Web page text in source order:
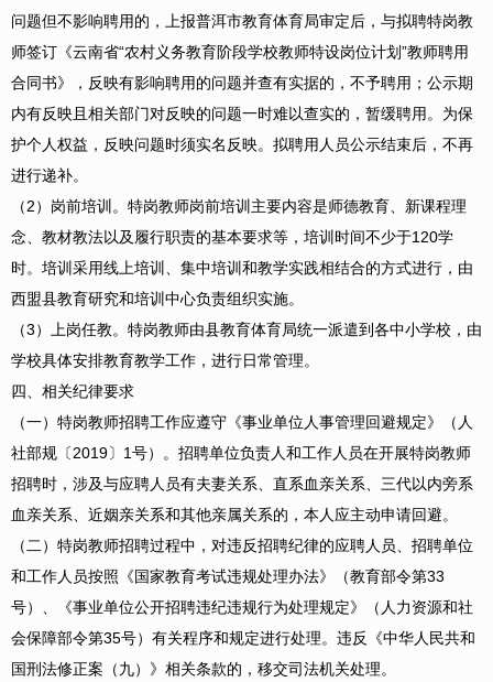
问题但不影响聘用的，上报普洱市教育体育局审定后，与拟聘特岗教
师签订《云南省“农村义务教育阶段学校教师特设岗位计划”教师聘用
合同书》，反映有影响聘用的问题并查有实据的，不予聘用；公示期
内有反映且相关部门对反映的问题一时难以查实的，暂缓聘用。为保
护个人权益，反映问题时须实名反映。拟聘用人员公示结束后，不再
进行递补。
（2）岗前培训。特岗教师岗前培训主要内容是师德教育、新课程理
念、教材教法以及履行职责的基本要求等，培训时间不少于120学
时。培训采用线上培训、集中培训和教学实践相结合的方式进行，由
西盟县教育研究和培训中心负责组织实施。
（3）上岗任教。特岗教师由县教育体育局统一派遣到各中小学校，由
学校具体安排教育教学工作，进行日常管理。
四、相关纪律要求
（一）特岗教师招聘工作应遵守《事业单位人事管理回避规定》（人
社部规〔2019〕1号）。招聘单位负责人和工作人员在开展特岗教师
招聘时，涉及与应聘人员有夫妻关系、直系血亲关系、三代以内旁系
血亲关系、近姻亲关系和其他亲属关系的，本人应主动申请回避。
（二）特岗教师招聘过程中，对违反招聘纪律的应聘人员、招聘单位
和工作人员按照《国家教育考试违规处理办法》（教育部令第33
号）、《事业单位公开招聘违纪违规行为处理规定》（人力资源和社
会保障部令第35号）有关程序和规定进行处理。违反《中华人民共和
国刑法修正案（九）》相关条款的，移交司法机关处理。